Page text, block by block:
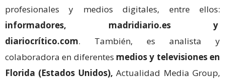
profesionales y medios digitales, entre ellos:
informadores, madridiario.es y
diariocrítico.com. También, es analista y
colaboradora en diferentes medios y televisiones en
Florida (Estados Unidos), Actualidad Media Group,